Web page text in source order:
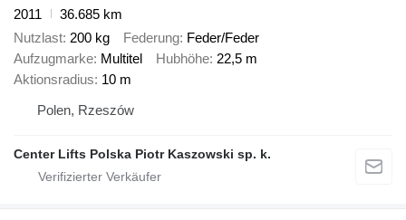
2011
36.685 km
Nutzlast 200 kg Federung Feder/Feder
Aufzugmarke Multitel Hubhöhe 22,5 m
Aktionsradius 10 m
Polen, Rzeszów
Center Lifts Polska Piotr Kaszowski sp. k.